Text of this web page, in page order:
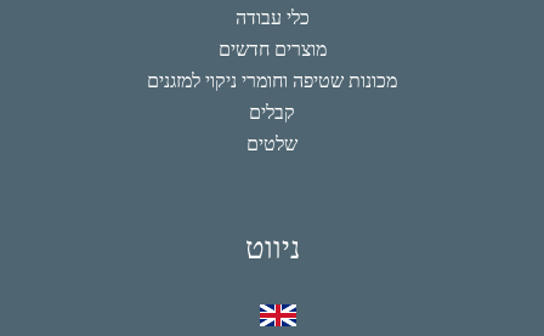
כלי עבודה
מוצרים חדשים
מכונות שטיפה וחומרי ניקוי למזגנים
קבלים
שלטים
ניווט